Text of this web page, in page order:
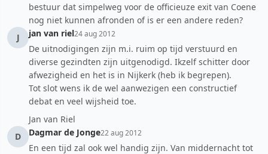
bestuur dat simpelweg voor de officieuze exit van Coene
nog niet kunnen afronden of is er een andere reden?
J
jan van riel24 aug 2012
De uitnodigingen zijn m.i. ruim op tijd verstuurd en
diverse gezindten zijn uitgenodigd. Ikzelf schitter door
afwezigheid en het is in Nijkerk (heb ik begrepen).
Tot slot wens ik de wel aanwezigen een constructief
debat en veel wijsheid toe.
Jan van Riel
D
Dagmar de Jonge22 aug 2012
En een tijd zal ook wel handig zijn. Van middernacht tot